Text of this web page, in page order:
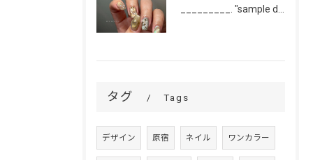
タグ Tags
デザイン 原宿 ネイル ワンカラー